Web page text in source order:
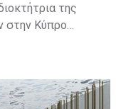
της
στην Κύπρο